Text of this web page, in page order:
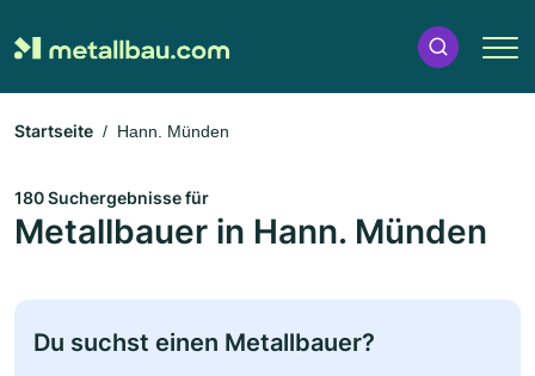
Startseite Hann. Münden
180 Suchergebnisse für
Metallbauer in Hann. Münden
Du suchst einen Metallbauer?